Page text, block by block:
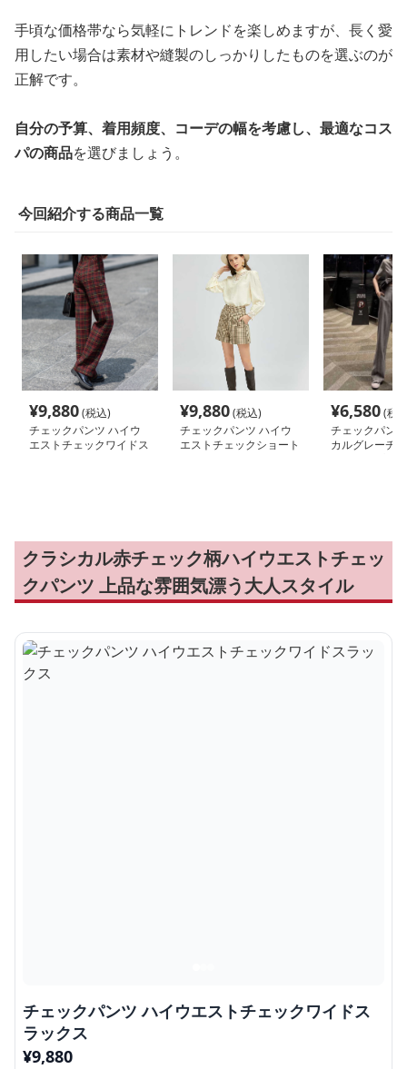
手頃な価格帯なら気軽にトレンドを楽しめますが、長く愛
用したい場合は素材や縫製のしっかりしたものを選ぶのが
正解です。
自分の予算、着用頻度、コーデの幅を考慮し、最適なコス
パの商品を選びましょう。
今回紹介する商品一覧
¥9,880(税込)
チェックパンツ ハイウ
エストチェックワイドス
¥9,880(税込)
チェックパンツ ハイウ
エストチェックショート
¥6,580(税
チェックパン
カルグレーチ
クラシカル赤チェック柄ハイウエストチェッ
クパンツ 上品な雰囲気漂う大人スタイル
チェックパンツ ハイウエストチェックワイドス
ラックス
¥9,880